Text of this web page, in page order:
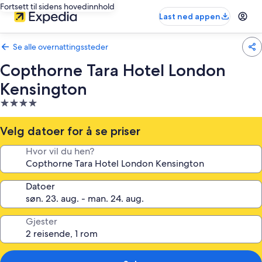
Fortsett til sidens hovedinnhold
Last ned appen
Se alle overnattingssteder
Copthorne Tara Hotel London
Kensington
Overnattingssted
med
4.0
stjerner
Velg datoer for å se priser
Hvor vil du hen?
Datoer
Gjester